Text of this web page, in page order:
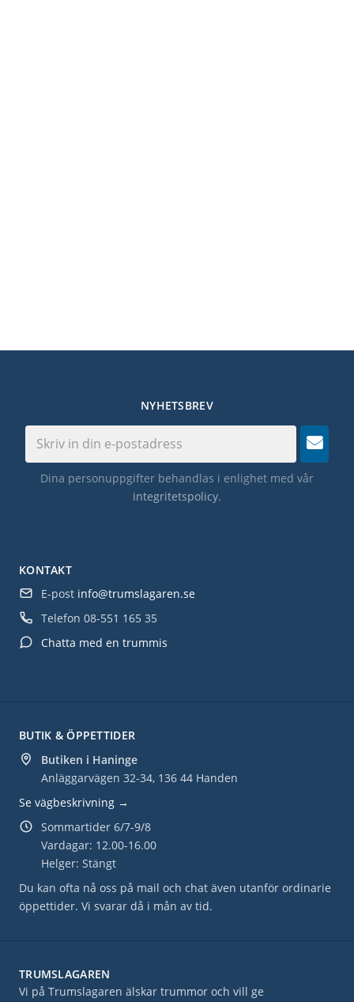
BUTIK & ÖPPETTIDER
Butiken i Haninge
Anläggarvägen 32-34, 136 44 Handen
Se vägbeskrivning →
Sommartider 6/7-9/8
Vardagar: 12.00-16.00
Helger: Stängt
Du kan ofta nå oss på mail och chat även utanför ordinarie
öppettider. Vi svarar då i mån av tid.
KONTAKT
E-post info@trumslagaren.se
Telefon 08-551 165 35
Chatta med en trummis
TRUMSLAGAREN
Vi på Trumslagaren älskar trummor och vill ge
NYHETSBREV
Dina personuppgifter behandlas i enlighet med vår
integritetspolicy.